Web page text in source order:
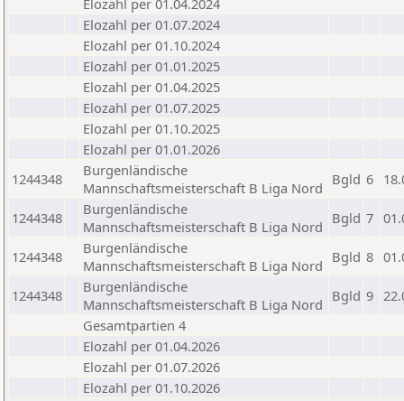
Elozahl per 01.04.2024
Elozahl per 01.07.2024
Elozahl per 01.10.2024
Elozahl per 01.01.2025
Elozahl per 01.04.2025
Elozahl per 01.07.2025
Elozahl per 01.10.2025
Elozahl per 01.01.2026
1244348
Burgenländische
Mannschaftsmeisterschaft B Liga Nord Bgld 6
1244348
Burgenländische
Mannschaftsmeisterschaft B Liga Nord Bgld 7
1244348
Burgenländische
Mannschaftsmeisterschaft B Liga Nord Bgld 8
1244348
Burgenländische
Mannschaftsmeisterschaft B Liga Nord Bgld 9
Gesamtpartien 4
Elozahl per 01.04.2026
Elozahl per 01.07.2026
Elozahl per 01.10.2026